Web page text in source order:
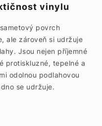
vinylu
povrch
ale zároveň si udržuje
Jsou nejen příjemné
protiskluzné, tepelné a
odolnou podlahovou
se udržuje.